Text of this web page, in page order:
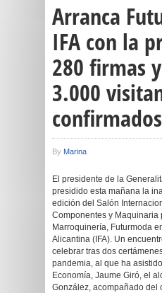
Arranca
IFA con la
280 firmas
3.000
confirmados
By Marina
El presidente de la
presidido esta mañana la
edición del Salón
Componentes y Maquinaria
Marroquinería, Futurmoda
Alicantina (IFA). Un
celebrar tras dos
pandemia, al que ha
Economía, Jaume Giró, el
González, acompañado del